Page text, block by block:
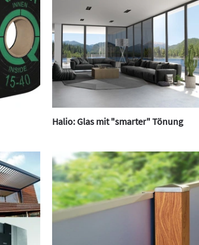
Halio: Glas mit "smarter" Tönung